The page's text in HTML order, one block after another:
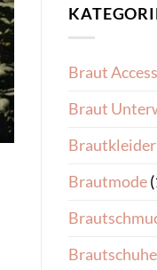
Braut
Braut
Brautkleider
Brautmode
Brautschuhe